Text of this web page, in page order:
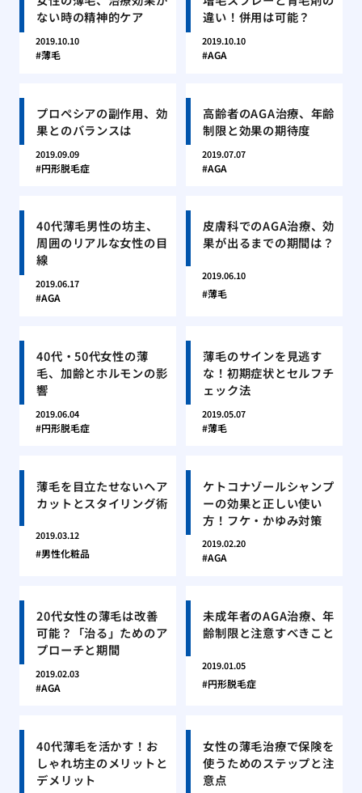
ない時の精神的ケア
2019.10.10
薄毛
違い！併用は可能？
2019.10.10
AGA
プロペシアの副作用、効
果とのバランスは
2019.09.09
円形脱毛症
高齢者のAGA治療、年齢
制限と効果の期待度
2019.07.07
AGA
40代薄毛男性の坊主、
周囲のリアルな女性の目
線
2019.06.17
AGA
皮膚科でのAGA治療、効
果が出るまでの期間は？
2019.06.10
薄毛
40代・50代女性の薄
毛、加齢とホルモンの影
響
2019.06.04
円形脱毛症
薄毛のサインを見逃す
な！初期症状とセルフチ
ェック法
2019.05.07
薄毛
薄毛を目立たせないヘア
カットとスタイリング術
2019.03.12
男性化粧品
ケトコナゾールシャンプ
ーの効果と正しい使い
方！フケ・かゆみ対策
2019.02.20
AGA
20代女性の薄毛は改善
可能？「治る」ためのア
プローチと期間
2019.02.03
AGA
未成年者のAGA治療、年
齢制限と注意すべきこと
2019.01.05
円形脱毛症
40代薄毛を活かす！お
しゃれ坊主のメリットと
デメリット
女性の薄毛治療で保険を
使うためのステップと注
意点